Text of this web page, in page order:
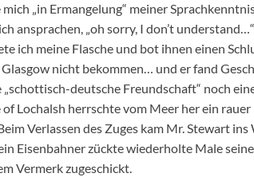
„in Ermangelung“ meiner
ansprachen, „oh sorry, I don’t
ich meine Flasche und bot ihnen einen
nicht bekommen… und er fand
deutsche Freundschaft“ noch
Lochalsh herrschte vom Meer her ein
Verlassen des Zuges kam Mr. Stewart
Eisenbahner zückte wiederholte Male
Vermerk zugeschickt.